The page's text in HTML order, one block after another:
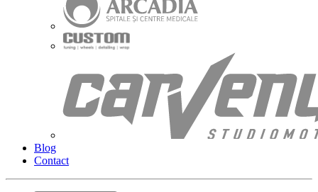
Blog
Contact